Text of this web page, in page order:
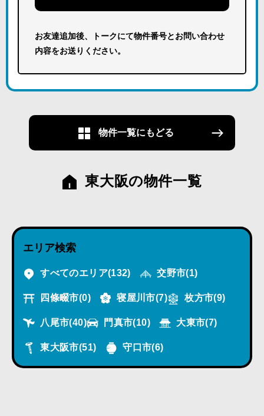
お友達追加後、トークにて物件番号とお問い合わせ
内容をお送りください。
物件一覧にもどる
東大阪の物件一覧
エリア検索
すべてのエリア(132) 交野市(1)
四條畷市(0) 寝屋川市(7) 枚方市(9)
八尾市(40) 門真市(10) 大東市(7)
東大阪市(51) 守口市(6)